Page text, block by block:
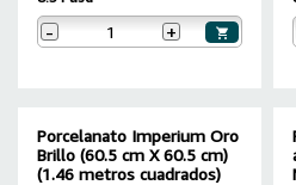
- +
Porcelanato Imperium Oro
Brillo (60.5 cm X 60.5 cm)
(1.46 metros cuadrados)